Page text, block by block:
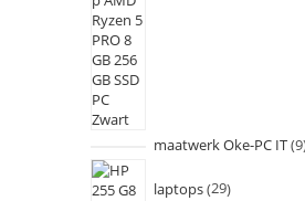
maatwerk Oke-PC IT 9
laptops 29